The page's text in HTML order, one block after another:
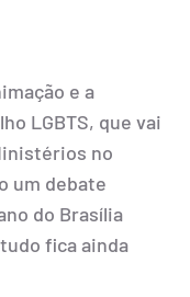
e a
LGBTS, que vai
no
um debate
do Brasília
fica ainda